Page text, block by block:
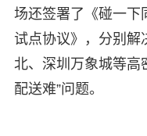
场还签署了《碰一下
试点协议》，分别解
北、深圳万象城等高
配送难”问题。